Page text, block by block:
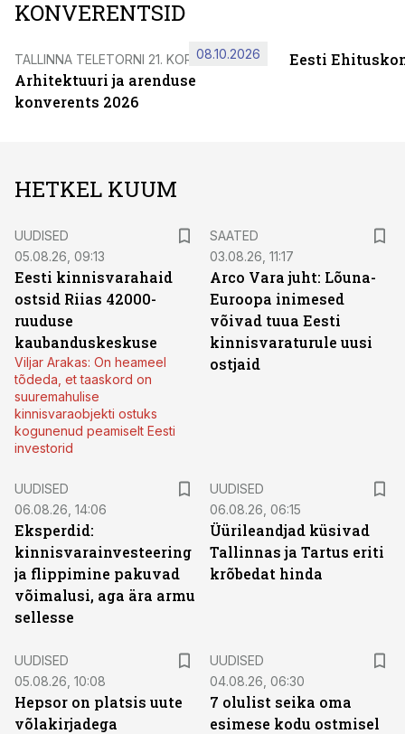
KONVERENTSID
TALLINNA TELETORNI 21. KORRUSEL
Arhitektuuri ja arenduse
konverents 2026
08.10.2026 Eesti
HETKEL KUUM
UUDISED
05.08.26, 09:13
Eesti kinnisvarahaid
ostsid Riias 42000-
ruuduse
kaubanduskeskuse
Viljar Arakas: On heameel
tõdeda, et taaskord on
suuremahulise
kinnisvaraobjekti ostuks
kogunenud peamiselt Eesti
investorid
SAATED
03.08.26, 11:17
Arco Vara juht: Lõuna-
Euroopa inimesed
võivad tuua Eesti
kinnisvaraturule uusi
ostjaid
UUDISED
06.08.26, 14:06
Eksperdid:
kinnisvarainvesteering
ja flippimine pakuvad
võimalusi, aga ära armu
sellesse
UUDISED
06.08.26, 06:15
Üürileandjad küsivad
Tallinnas ja Tartus eriti
krõbedat hinda
UUDISED
05.08.26, 10:08
Hepsor on platsis uute
võlakirjadega
UUDISED
04.08.26, 06:30
7 olulist seika oma
esimese kodu ostmisel